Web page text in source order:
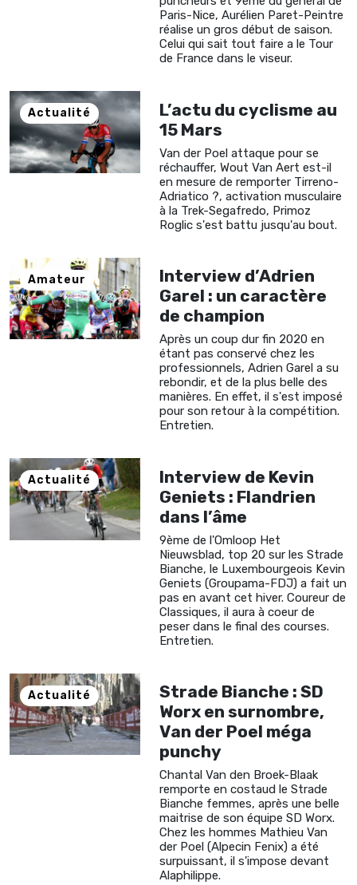
Paris-Nice, Aurélien Paret-Peintre
réalise un gros début de saison.
Celui qui sait tout faire a le Tour
de France dans le viseur.
Actualité
L’actu du cyclisme au
15 Mars
Van der Poel attaque pour se
réchauffer, Wout Van Aert est-il
en mesure de remporter Tirreno-
Adriatico ?, activation musculaire
à la Trek-Segafredo, Primoz
Roglic s'est battu jusqu'au bout.
Amateur
Interview d’Adrien
Garel : un caractère
de champion
Après un coup dur fin 2020 en
étant pas conservé chez les
professionnels, Adrien Garel a su
rebondir, et de la plus belle des
manières. En effet, il s'est imposé
pour son retour à la compétition.
Entretien.
Actualité
Interview de Kevin
Geniets : Flandrien
dans l’âme
9ème de l'Omloop Het
Nieuwsblad, top 20 sur les Strade
Bianche, le Luxembourgeois Kevin
Geniets (Groupama-FDJ) a fait un
pas en avant cet hiver. Coureur de
Classiques, il aura à coeur de
peser dans le final des courses.
Entretien.
Actualité
Strade Bianche : SD
Worx en surnombre,
Van der Poel méga
punchy
Chantal Van den Broek-Blaak
remporte en costaud le Strade
Bianche femmes, après une belle
maitrise de son équipe SD Worx.
Chez les hommes Mathieu Van
der Poel (Alpecin Fenix) a été
surpuissant, il s'impose devant
Alaphilippe.